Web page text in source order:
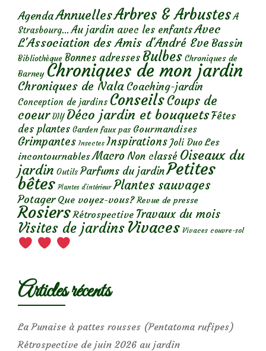
AgendaAnnuellesArbres & Arbustes A
Strasbourg... Au jardin avec les enfantsAvec
L'Association des Amis d'André Eve Bassin
Bibliothèque Bonnes adresses Bulbes Chroniques de
Barney Chroniques de mon jardin
Chroniques de Nala Coaching-jardin
Conception de jardins ConseilsCoups de
coeur DIY Déco jardin et bouquetsFêtes
des plantes Garden faux pas Gourmandises
Grimpantes Insectes Inspirations Joli Duo Les
incontournables Macro Non classé Oiseaux du
jardin Outils Parfums du jardinPetites
bêtes Plantes d’intérieur Plantes sauvages
Potager Que voyez-vous? Revue de presse
Rosiers Rétrospective Travaux du mois
Visites de jardins Vivaces Vivaces couvre-sol
Articles récents
La Punaise à pattes rousses (Pentatoma rufipes)
Rétrospective de juin 2026 au jardin